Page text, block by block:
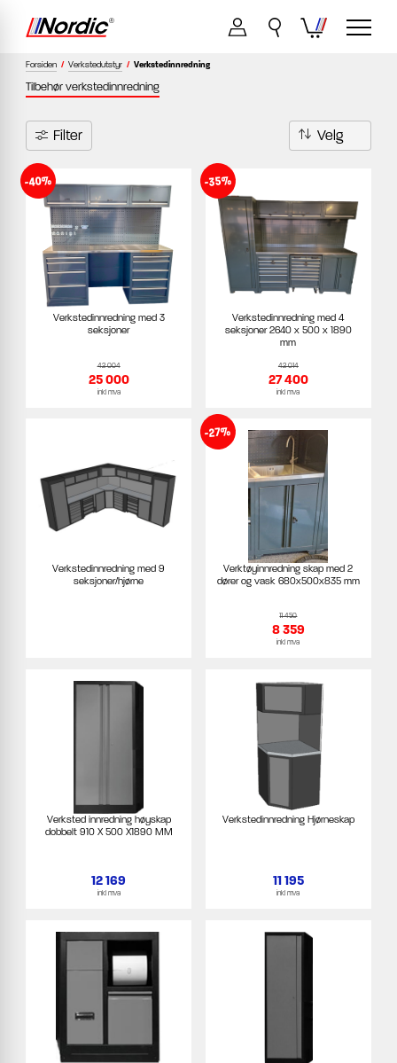
Forsiden / Verkstedutstyr / Verkstedinnredning
Tilbehør verkstedinnredning
Filter
-40%
Verkstedinnredning med 3
seksjoner
42 004
25 000
inkl mva
-35%
Verkstedinnredning med 4
seksjoner 2640 x 500 x 1890
mm
42 014
27 400
inkl mva
Verkstedinnredning med 9
seksjoner/hjørne
-27%
Verktøyinnredning skap med 2
dører og vask 680x500x835 mm
11 450
8 359
inkl mva
Verksted innredning høyskap
dobbelt 910 X 500 X1890 MM
12 169
inkl mva
Verkstedinnredning Hjørneskap
11 195
inkl mva